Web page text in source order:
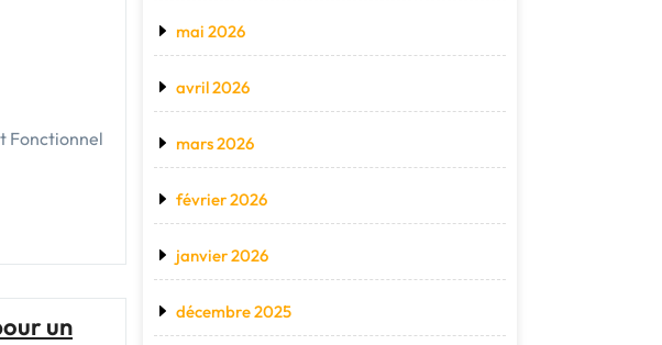
Fonctionnel
un
mai 2026
avril 2026
mars 2026
février 2026
janvier 2026
décembre 2025